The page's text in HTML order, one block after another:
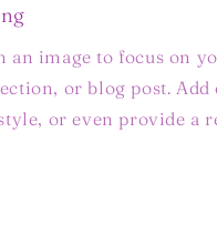
an image to focus on
or blog post. Add
or even provide a